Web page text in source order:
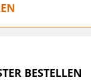
BESTELLEN